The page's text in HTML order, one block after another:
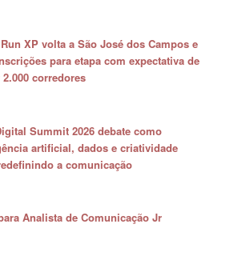
XP volta a São José dos Campos e
para etapa com expectativa de
corredores
Summit 2026 debate como
artificial, dados e criatividade
a comunicação
Analista de Comunicação Jr